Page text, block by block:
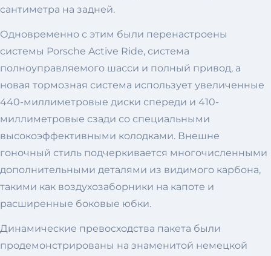
сантиметра на задней.
Одновременно с этим были перенастроены
системы Porsche Active Ride, система
полноуправляемого шасси и полный привод, а
новая тормозная система использует увеличенные
440-миллиметровые диски спереди и 410-
миллиметровые сзади со специальными
высокоэффективными колодками. Внешне
гоночный стиль подчеркивается многочисленными
дополнительными деталями из видимого карбона,
такими как воздухозаборники на капоте и
расширенные боковые юбки.
Динамические превосходства пакета были
продемонстрированы на знаменитой немецкой